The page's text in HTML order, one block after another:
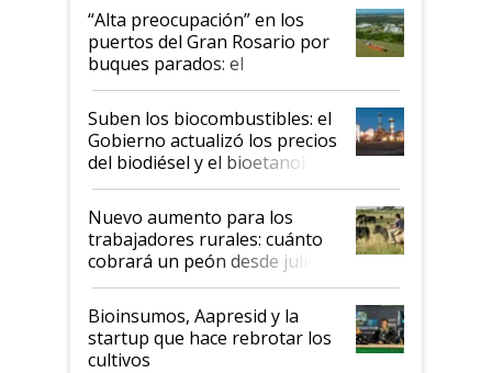
“Alta preocupación” en los
puertos del Gran Rosario por
buques parados: el
funcionamiento de las
exportadoras en tensión tras
la medida de fuerza de los
prácticos
Suben los biocombustibles: el
Gobierno actualizó los precios
del biodiésel y el bioetanol
Nuevo aumento para los
trabajadores rurales: cuánto
cobrará un peón desde julio
Bioinsumos, Aapresid y la
startup que hace rebrotar los
cultivos